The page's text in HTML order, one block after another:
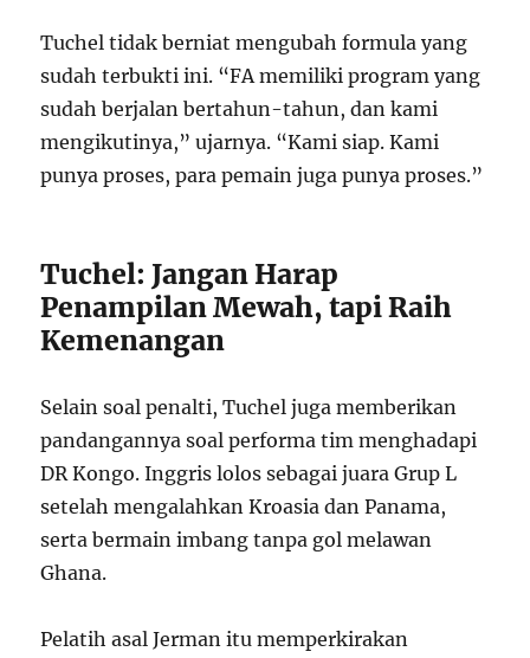
Tuchel tidak berniat mengubah formula yang
sudah terbukti ini. “FA memiliki program yang
sudah berjalan bertahun-tahun, dan kami
mengikutinya,” ujarnya. “Kami siap. Kami
punya proses, para pemain juga punya proses.”
Tuchel: Jangan Harap
Penampilan Mewah, tapi Raih
Kemenangan
Selain soal penalti, Tuchel juga memberikan
pandangannya soal performa tim menghadapi
DR Kongo. Inggris lolos sebagai juara Grup L
setelah mengalahkan Kroasia dan Panama,
serta bermain imbang tanpa gol melawan
Ghana.
Pelatih asal Jerman itu memperkirakan